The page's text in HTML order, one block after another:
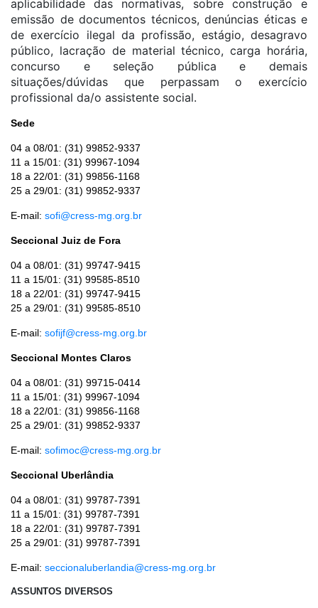
aplicabilidade das normativas, sobre construção e
emissão de documentos técnicos, denúncias éticas e
de exercício ilegal da profissão, estágio, desagravo
público, lacração de material técnico, carga horária,
concurso e seleção pública e demais
situações/dúvidas que perpassam o exercício
profissional da/o assistente social.
Sede
04 a 08/01: (31) 99852-9337
11 a 15/01: (31) 99967-1094
18 a 22/01: (31) 99856-1168
25 a 29/01: (31) 99852-9337
E-mail: sofi@cress-mg.org.br
Seccional Juiz de Fora
04 a 08/01: (31) 99747-9415
11 a 15/01: (31) 99585-8510
18 a 22/01: (31) 99747-9415
25 a 29/01: (31) 99585-8510
E-mail: sofijf@cress-mg.org.br
Seccional Montes Claros
04 a 08/01: (31) 99715-0414
11 a 15/01: (31) 99967-1094
18 a 22/01: (31) 99856-1168
25 a 29/01: (31) 99852-9337
E-mail: sofimoc@cress-mg.org br
Seccional Uberlândia
04 a 08/01: (31) 99787-7391
11 a 15/01: (31) 99787-7391
18 a 22/01: (31) 99787-7391
25 a 29/01: (31) 99787-7391
E-mail: seccionaluberlandia@cress-mg.org.br
ASSUNTOS DIVERSOS